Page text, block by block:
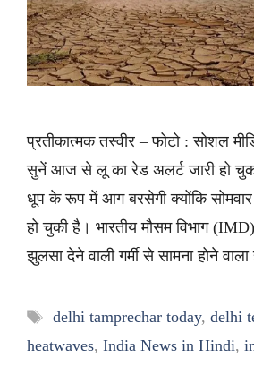
प्रतीकात्मक तस्वीर – फोटो : सोशल
सुनें आज से लू का रेड अलर्ट जारी हो
धूप के रूप में आग बरसेगी क्योंकि
हो चुकी है। भारतीय मौसम विभाग
झुलसा देने वाली गर्मी से सामना होने
Tags
delhi tamprechar today, delhi
heatwaves, India News in Hindi,